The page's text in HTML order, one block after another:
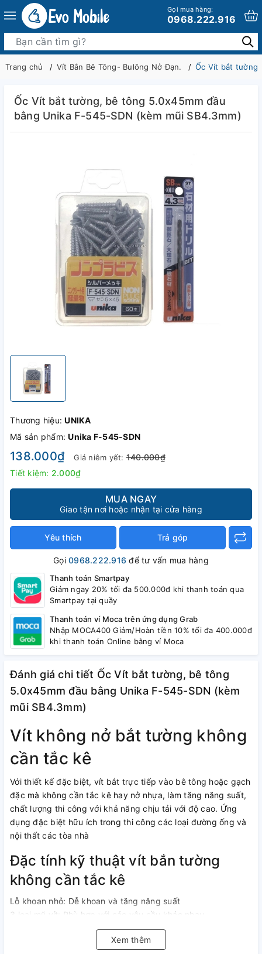
Gọi mua hàng:
0968.222.916
Trang chủ Vít Bắn Bê Tông- Bulông Nở Đạn. Ốc Vít bắt tường,
Ốc Vít bắt tường, bê tông 5.0x45mm đầu
bằng Unika F-545-SDN (kèm mũi SB4.3mm)
Thương hiệu:UNIKA
Mã sản phẩm:Unika F-545-SDN
138.000₫ Giá niêm yết:140.000₫
Tiết kiệm: 2.000₫
MUA NGAY
Giao tận nơi hoặc nhận tại cửa hàng
Yêu thích Trả góp
Gọi0968.222.916 để tư vấn mua hàng
Thanh toán Smartpay
Giảm ngay 20% tối đa 500.000đ khi thanh toán qua
Smartpay tại quầy
Thanh toán ví Moca trên ứng dụng Grab
Nhập MOCA400 Giảm/Hoàn tiền 10% tối đa 400.000đ
khi thanh toán Online bằng ví Moca
Đánh giá chi tiết Ốc Vít bắt tường, bê tông
5.0x45mm đầu bằng Unika F-545-SDN (kèm
mũi SB4.3mm)
Vít không nở bắt tường không
cần tắc kê
Với thiết kế đặc biệt, vít bắt trực tiếp vào bê tông hoặc gạch
đặc mà không cần tắc kê hay nở nhựa, làm tăng năng suất,
chất lượng thi công với khả năng chịu tải với độ cao. Ứng
dụng đặc biệt hữu ích trong thi công các loại đường ống và
nội thất các tòa nhà
Đặc tính kỹ thuật vít bắn tường
không cần tắc kê
Lỗ khoan nhỏ: Dễ khoan và tăng năng suất
3 loại mũ vít: Phù hợp với các yêu cầu khác nhau.
Mạ bạc chống rỉ: Tăng độ bền của sản phẩm Chịu tải lớn,Tối
đa lên tới 2,2KN (khi bắt vào bê tông) hoặc 1,1KN (khi bắt
Xem thêm